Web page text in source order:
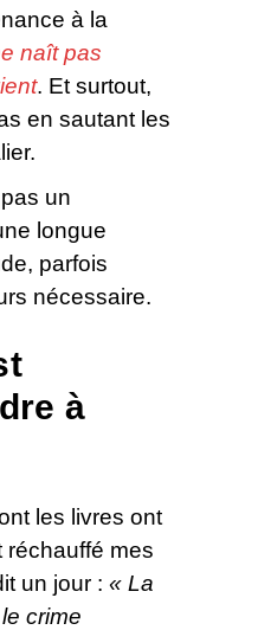
à la
naît pas
. Et surtout,
en sautant les
un
longue
parfois
nécessaire.
à
les livres ont
réchauffé mes
un jour : « La
crime